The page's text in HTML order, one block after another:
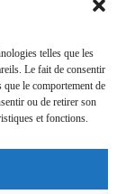
telles que les
Le fait de consentir
que le comportement de
ou de retirer son
et fonctions.